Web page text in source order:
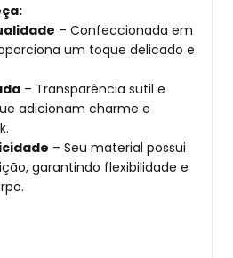
– Confeccionada em
um toque delicado e
– Transparência sutil e
adicionam charme e
– Seu material possui
garantindo flexibilidade e